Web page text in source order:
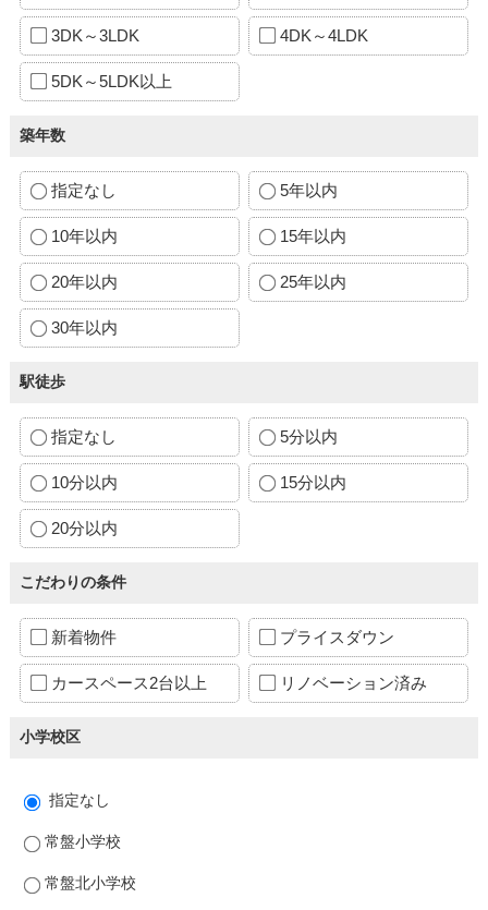
3DK～3LDK 4DK～4LDK
5DK～5LDK以上
築年数
指定なし 5年以内
10年以内 15年以内
20年以内 25年以内
30年以内
駅徒歩
指定なし 5分以内
10分以内 15分以内
20分以内
こだわりの条件
新着物件 プライスダウン
カースペース2台以上 リノベーション済み
小学校区
指定なし
常盤小学校
常盤北小学校